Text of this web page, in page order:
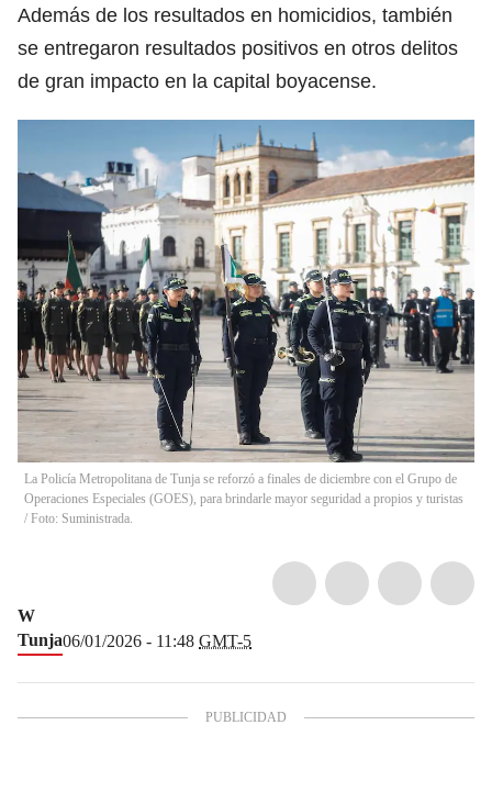
Además de los resultados en homicidios, también
se entregaron resultados positivos en otros delitos
de gran impacto en la capital boyacense.
La Policía Metropolitana de Tunja se reforzó a finales de diciembre con el Grupo de
Operaciones Especiales (GOES), para brindarle mayor seguridad a propios y turistas
/ Foto: Suministrada.
W
Tunja06/01/2026 - 11:48 GMT-5